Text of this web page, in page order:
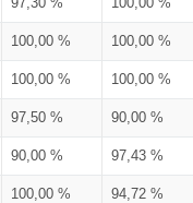
100,00 % 100,00 %
100,00 % 100,00 %
97,50 % 90,00 %
90,00 % 97,43 %
100,00 % 94,72 %